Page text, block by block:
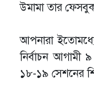
উমামা তার ফেসবুক
আপনারা
নির্বাচন আগামী
১৮-১৯ সেশনের